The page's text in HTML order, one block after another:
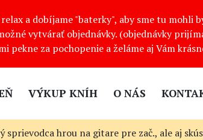
a dobíjame "baterky", aby sme tu mohli
vytvárať objednávky. (objednávky
pekne za pochopenie a želáme aj Vám
VÝKUP KNÍH O NÁS
hrou na gitare pre zač., ale aj